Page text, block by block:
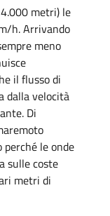
metri) le
h. Arrivando
meno
il flusso di
dalla velocità
Di
perché le onde
sulle coste
metri di